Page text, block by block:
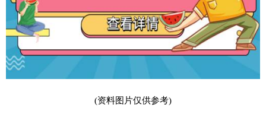
(资料图片仅供参考)